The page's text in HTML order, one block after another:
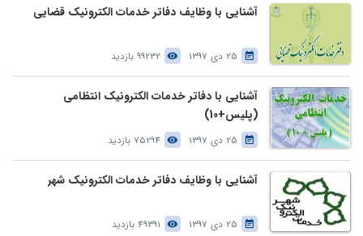
آشنایی با وظایف دفاتر خدمات الکترونیک قضایی
25 دی 1397 99232 بازدید
آشنایی با دفاتر خدمات الکترونیک انتظامی
(پلیس+10)
25 دی 1397 75294 بازدید
آشنایی با وظایف دفاتر خدمات الکترونیک شهر
25 دی 1397 49391 بازدید